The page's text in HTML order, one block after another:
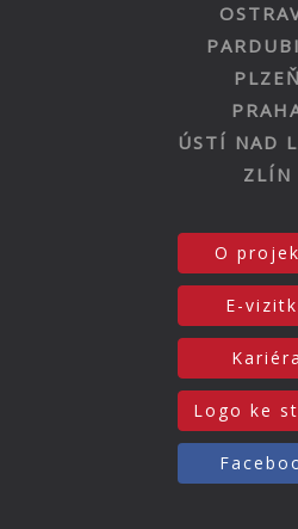
PLZEŇ
ÚSTÍ NAD
ZLÍN
O
E-
Kariéra
Logo ke